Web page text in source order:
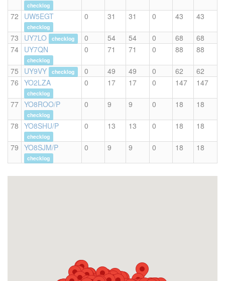
checklog
72 UW5EGT
checklog
0 31 31 0 43 43
73 UY7LO checklog 0 54 54 0 68
68
74 UY7QN
checklog
0 71 71 0 88 88
75 UY9VY checklog 0 49 49 0 62
62
76 YO2LZA
checklog
0 17 17 0 147 147
77 YO8ROO/P
checklog
0 9 9 0 18 18
78 YO8SHU/P
checklog
0 13 13 0 18 18
79 YO8SJM/P
checklog
0 9 9 0 18 18